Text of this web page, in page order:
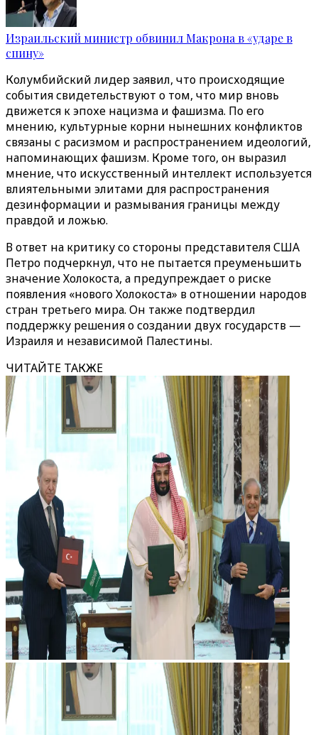
Израильский министр обвинил Макрона в «ударе в
спину»
Колумбийский лидер заявил, что происходящие
события свидетельствуют о том, что мир вновь
движется к эпохе нацизма и фашизма. По его
мнению, культурные корни нынешних конфликтов
связаны с расизмом и распространением идеологий,
напоминающих фашизм. Кроме того, он выразил
мнение, что искусственный интеллект используется
влиятельными элитами для распространения
дезинформации и размывания границы между
правдой и ложью.
В ответ на критику со стороны представителя США
Петро подчеркнул, что не пытается преуменьшить
значение Холокоста, а предупреждает о риске
появления «нового Холокоста» в отношении народов
стран третьего мира. Он также подтвердил
поддержку решения о создании двух государств —
Израиля и независимой Палестины.
ЧИТАЙТЕ ТАКЖЕ